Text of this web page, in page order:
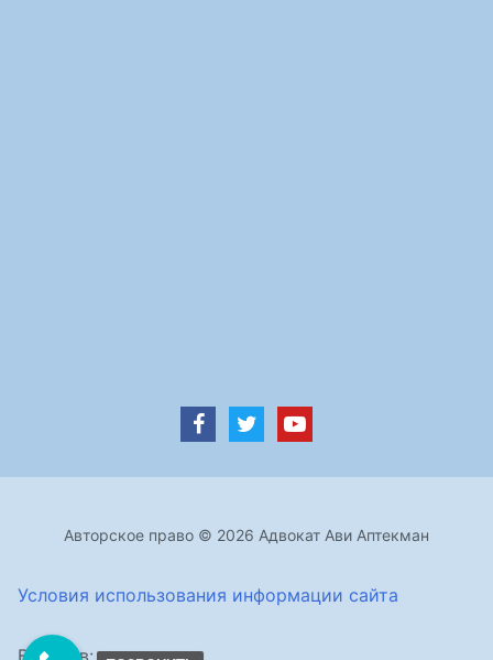
Авторское право © 2026 Адвокат Ави Аптекман
Условия использования информации сайта